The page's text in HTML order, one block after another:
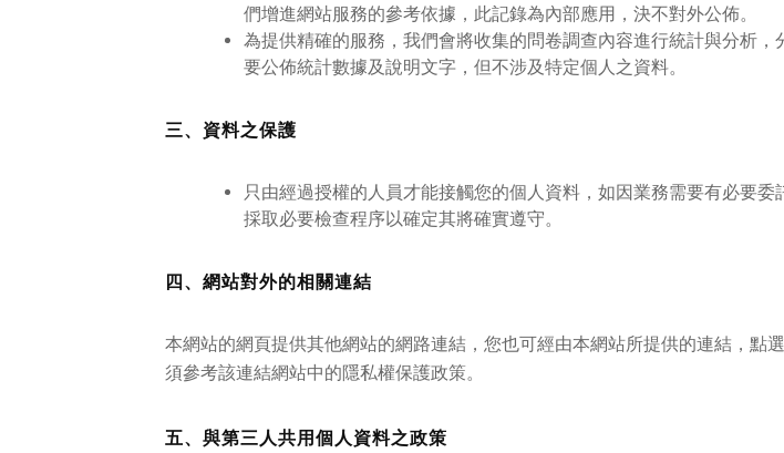
們增進網站服務的參考依據，此記錄為內部應用，決不對外公佈。
為提供精確的服務，我們會將收集的問卷調查內容進行統計與分析
要公佈統計數據及說明文字，但不涉及特定個人之資料。
三、資料之保護
只由經過授權的人員才能接觸您的個人資料，如因業務需要有必要
採取必要檢查程序以確定其將確實遵守。
四、網站對外的相關連結
本網站的網頁提供其他網站的網路連結，您也可經由本網站所提供的連結，
須參考該連結網站中的隱私權保護政策。
五、與第三人共用個人資料之政策